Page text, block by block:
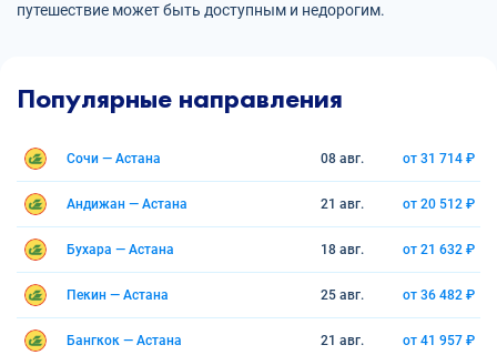
путешествие может быть доступным и недорогим.
Популярные направления
Сочи — Астана 08 авг. от 31 714 ₽
Андижан — Астана 21 авг. от 20 512 ₽
Бухара — Астана 18 авг. от 21 632 ₽
Пекин — Астана 25 авг. от 36 482 ₽
Бангкок — Астана 21 авг. от 41 957 ₽